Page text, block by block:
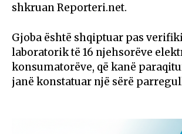
shkruan Reporteri.net.
Gjoba është shqiptuar pas
laboratorik të 16 njehsorëve
konsumatorëve, që kanë
janë konstatuar një sërë